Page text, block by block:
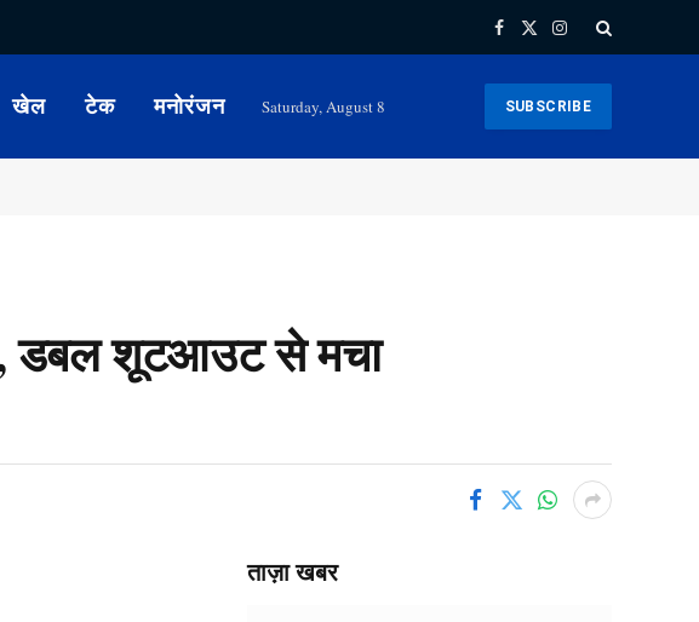
Facebook
X
Instagram
खेल टेक मनोरंजन Saturday, August 8 SUBSCRIBE
डबल शूटआउट से मचा
ताज़ा खबर